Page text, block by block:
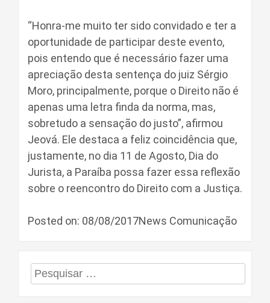
“Honra-me muito ter sido convidado e ter a
oportunidade de participar deste evento,
pois entendo que é necessário fazer uma
apreciação desta sentença do juiz Sérgio
Moro, principalmente, porque o Direito não é
apenas uma letra finda da norma, mas,
sobretudo a sensação do justo”, afirmou
Jeová. Ele destaca a feliz coincidência que,
justamente, no dia 11 de Agosto, Dia do
Jurista, a Paraíba possa fazer essa reflexão
sobre o reencontro do Direito com a Justiça.
Posted on: 08/08/2017News Comunicação
Pesquisar
por: